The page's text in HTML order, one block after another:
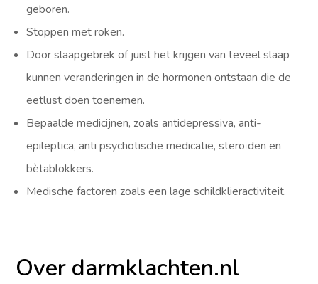
geboren.
Stoppen met roken.
Door slaapgebrek of juist het krijgen van teveel slaap
kunnen veranderingen in de hormonen ontstaan die de
eetlust doen toenemen.
Bepaalde medicijnen, zoals antidepressiva, anti-
epileptica, anti psychotische medicatie, steroïden en
bètablokkers.
Medische factoren zoals een lage schildklieractiviteit.
Over darmklachten.nl